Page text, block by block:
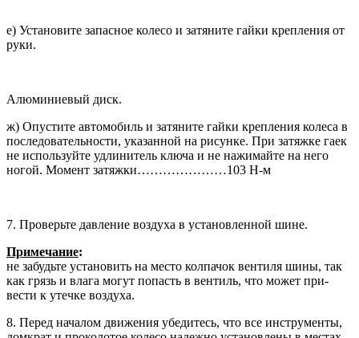
е) Установите запасное колесо и за­тяните гайки крепления от
руки.
Алюминиевый диск.
ж) Опустите автомобиль и затяните гайки крепления колеса в
последо­вательности, указанной на рисунке. При затяжке гаек
не используйте удлинитель ключа и не нажимайте на него
ногой. Момент затяжки…………………103 Н-м
7. Проверьте давление воздуха в ус­тановленной шине.
Примечание:
не забудьте устано­вить на место колпачок вентиля шины, так
как грязь и влага могут попасть в вентиль, что может при­
вести к утечке воздуха.
8. Перед началом движения убеди­тесь, что все инструменты,